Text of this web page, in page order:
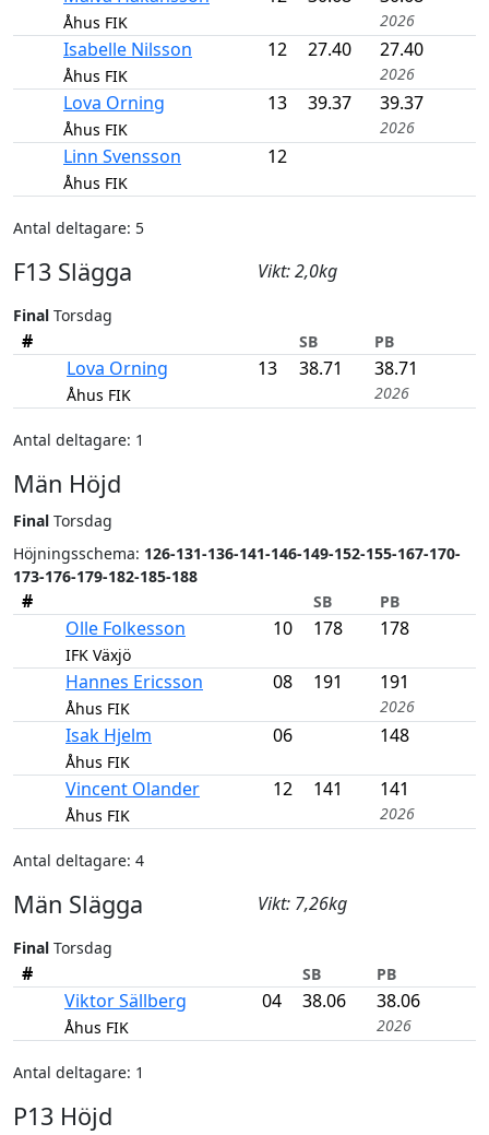
Åhus FIK 2026
Isabelle Nilsson
Åhus FIK
12 27.40 27.40
2026
Lova Orning
Åhus FIK
13 39.37 39.37
2026
Linn Svensson
Åhus FIK
12
Antal deltagare: 5
F13 Slägga Vikt: 2,0kg
Final Torsdag
# SB PB
Lova Orning
Åhus FIK
13 38.71 38.71
2026
Antal deltagare: 1
Män Höjd
Final Torsdag
Höjnings­schema: 126-131-136-141-146-149-152-155-167-170-
173-176-179-182-185-188
# SB PB
Olle Folkesson
IFK Växjö
10 178 178
Hannes Ericsson
Åhus FIK
08 191 191
2026
Isak Hjelm
Åhus FIK
06 148
Vincent Olander
Åhus FIK
12 141 141
2026
Antal deltagare: 4
Män Slägga Vikt: 7,26kg
Final Torsdag
# SB PB
Viktor Sällberg
Åhus FIK
04 38.06 38.06
2026
Antal deltagare: 1
P13 Höjd